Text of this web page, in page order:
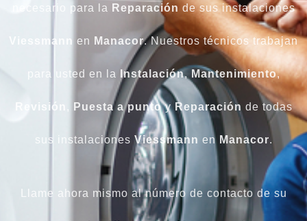
necesario para la Reparación de sus instalaciones
Viessmann en Manacor. Nuestros técnicos trabajan
para usted en la Instalación, Mantenimiento,
Revisión , Puesta a puntoy Reparación de todas
sus instalaciones Viessmann enManacor.
Llame ahora mismo al número de contacto de su